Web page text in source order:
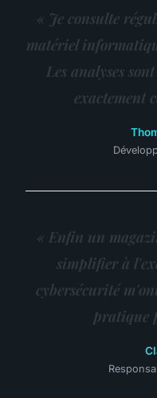
« Je consulte
matériel
Les analyses
exactement
« Enfin un
simplifier à
cybersécurité
pratique